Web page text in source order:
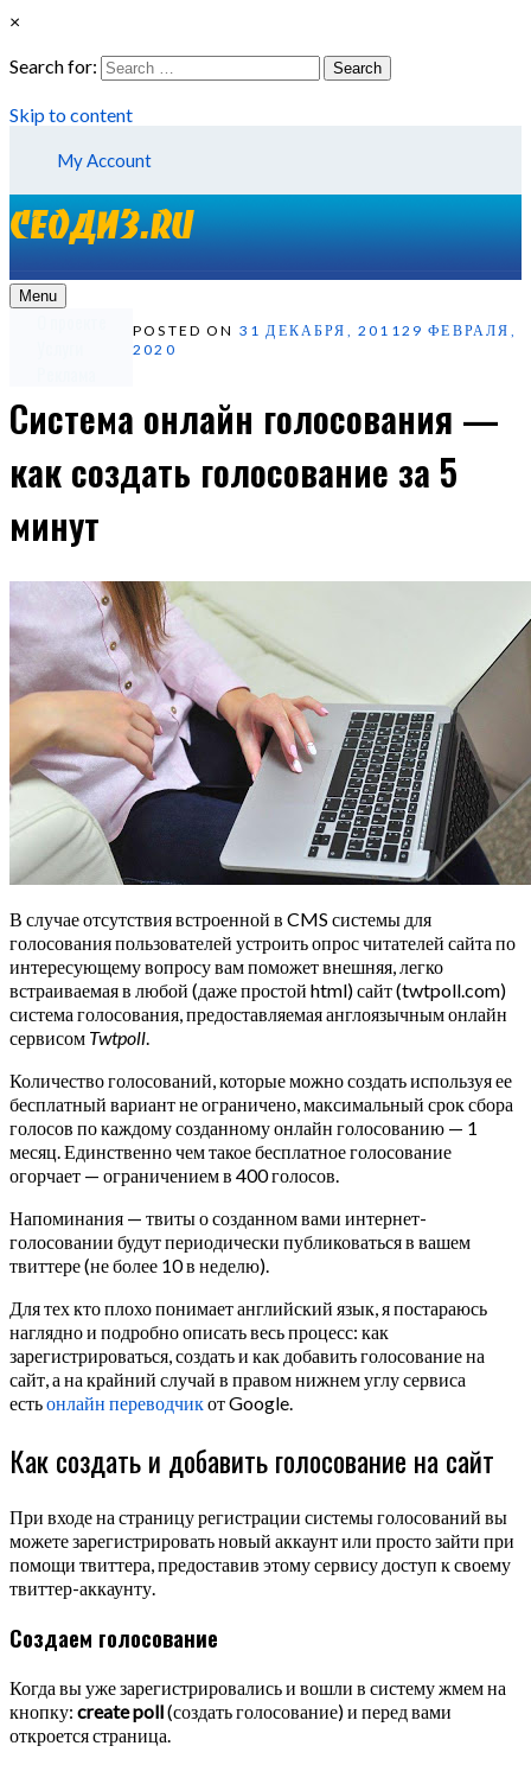
×
Search for:
Search
Skip to content
My Account
Menu
POSTED ON 31 ДЕКАБРЯ, 201129 ФЕВРАЛЯ,
2020
Система онлайн голосования —
как создать голосование за 5
минут
В случае отсутствия встроенной в CMS системы для
голосования пользователей устроить опрос читателей сайта по
интересующему вопросу вам поможет внешняя, легко
встраиваемая в любой (даже простой html) сайт (twtpoll.com)
система голосования, предоставляемая англоязычным онлайн
сервисом Twtpoll
Количество голосований, которые можно создать используя ее
бесплатный вариант не ограничено, максимальный срок сбора
голосов по каждому созданному онлайн голосованию — 1
месяц. Единственно чем такое бесплатное голосование
огорчает — ограничением в 400 голосов.
Напоминания — твиты о созданном вами интернет-
голосовании будут периодически публиковаться в вашем
твиттере (не более 10 в неделю).
Для тех кто плохо понимает английский язык, я постараюсь
наглядно и подробно описать весь процесс: как
зарегистрироваться, создать и как добавить голосование на
сайт, а на крайний случай в правом нижнем углу сервиса
естьонлайн переводчикот Google.
Как создать и добавить голосование на сайт
При входе на страницу регистрации системы голосований вы
можете зарегистрировать новый аккаунт или просто зайти при
помощи твиттера, предоставив этому сервису доступ к своему
твиттер-аккаунту.
Создаем голосование
Когда вы уже зарегистрировались и вошли в систему жмем на
кнопку: create poll(создать голосование) и перед вами
откроется страница.